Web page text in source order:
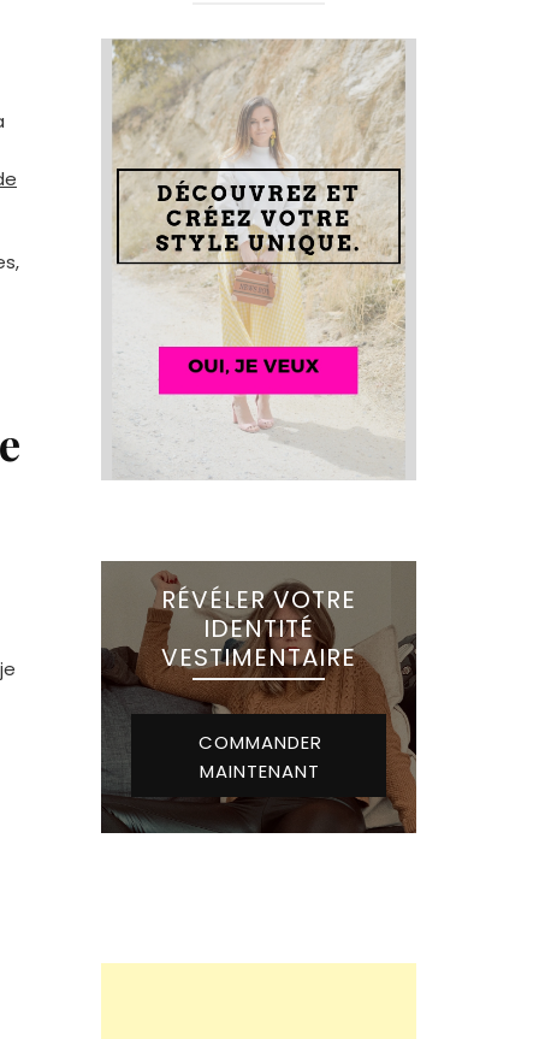
RÉVÉLER VOTRE
IDENTITÉ
VESTIMENTAIRE
COMMANDER
MAINTENANT